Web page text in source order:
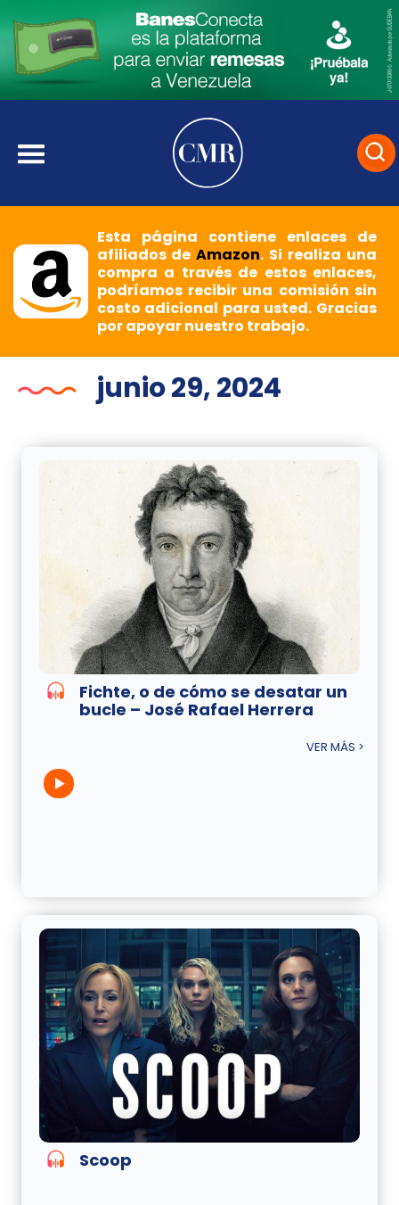
Esta página contiene enlaces de
afiliados deAmazon. Si realiza una
compra a través de estos enlaces,
podríamos recibir una comisión sin
costo adicional para usted. Gracias
por apoyar nuestro trabajo.
junio 29, 2024
Fichte, o de cómo se desatar un
bucle – José Rafael Herrera
VER MÁS >
Scoop